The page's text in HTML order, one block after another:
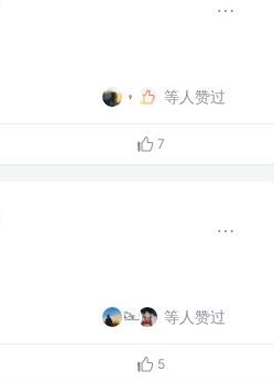
等人赞过
7
等人赞过
5